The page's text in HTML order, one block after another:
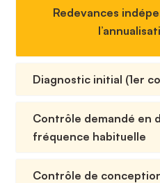
Redevances
Diagnostic initial (1er
Contrôle demandé en
fréquence habituelle
Contrôle de